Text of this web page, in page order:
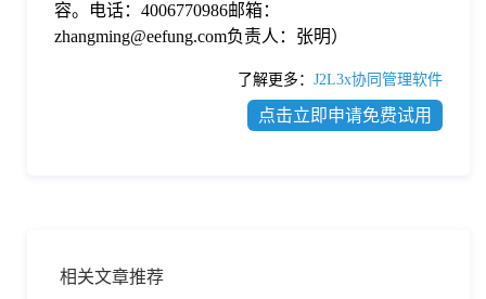
容。电话：4006770986邮箱：
zhangming@eefung.com负责人：张明）
了解更多： J2L3x协同管理软件
点击立即申请免费试用
相关文章推荐